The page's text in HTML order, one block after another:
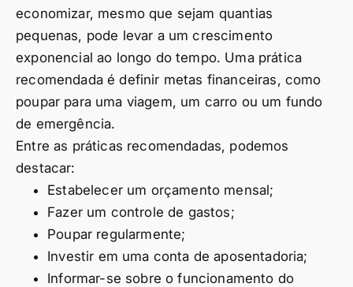
economizar, mesmo que sejam quantias
pequenas, pode levar a um crescimento
exponencial ao longo do tempo. Uma prática
recomendada é definir metas financeiras, como
poupar para uma viagem, um carro ou um fundo
de emergência.
Entre as práticas recomendadas, podemos
destacar:
Estabelecer um orçamento mensal;
Fazer um controle de gastos;
Poupar regularmente;
Investir em uma conta de aposentadoria;
Informar-se sobre o funcionamento do